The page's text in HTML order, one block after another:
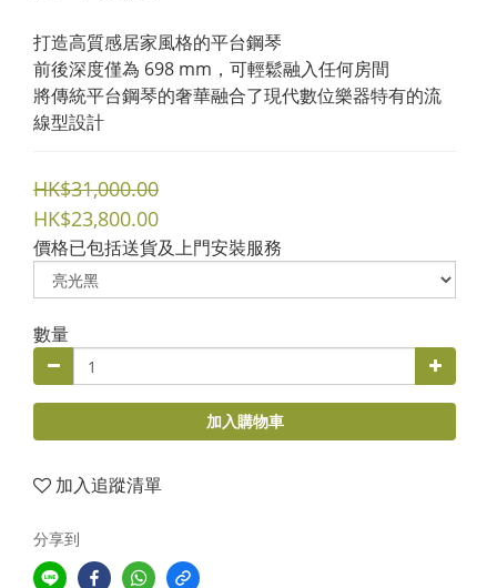
打造高質感居家風格的平台鋼琴
前後深度僅為 698 mm，可輕鬆融入任何房間
將傳統平台鋼琴的奢華融合了現代數位樂器特有的流
線型設計
HK$31,000.00
HK$23,800.00
價格已包括送貨及上門安裝服務
數量
加入購物車
加入追蹤清單
分享到